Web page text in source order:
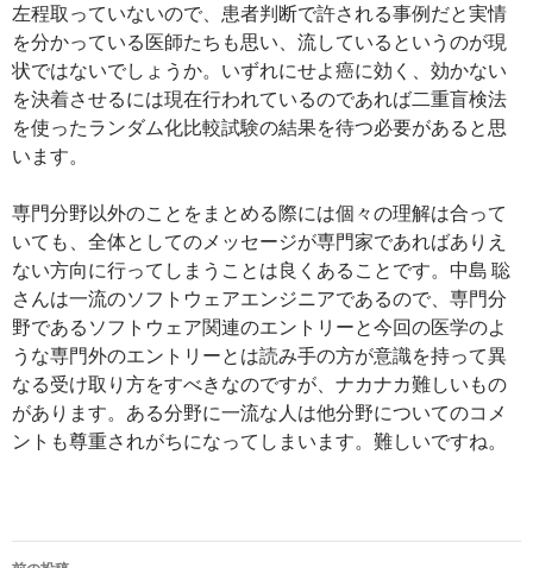
左程取っていないので、患者判断で許される事例だと実情
を分かっている医師たちも思い、流しているというのが現
状ではないでしょうか。いずれにせよ癌に効く、効かない
を決着させるには現在行われているのであれば二重盲検法
を使ったランダム化比較試験の結果を待つ必要があると思
います。
専門分野以外のことをまとめる際には個々の理解は合って
いても、全体としてのメッセージが専門家であればありえ
ない方向に行ってしまうことは良くあることです。中島 聡
さんは一流のソフトウェアエンジニアであるので、専門分
野であるソフトウェア関連のエントリーと今回の医学のよ
うな専門外のエントリーとは読み手の方が意識を持って異
なる受け取り方をすべきなのですが、ナカナカ難しいもの
があります。ある分野に一流な人は他分野についてのコメ
ントも尊重されがちになってしまいます。難しいですね。
投